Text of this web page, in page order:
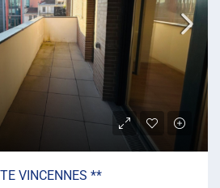
VINCENNES **